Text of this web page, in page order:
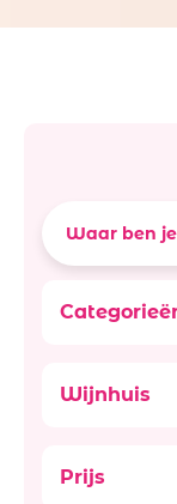
Wijnhuis
Perelada
Prijs